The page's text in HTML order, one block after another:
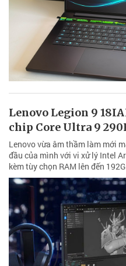
Lenovo Legion 9
chip Core Ultra 9
Lenovo vừa âm thầm làm mới
đầu của mình với vi xử lý Intel
kèm tùy chọn RAM lên đến